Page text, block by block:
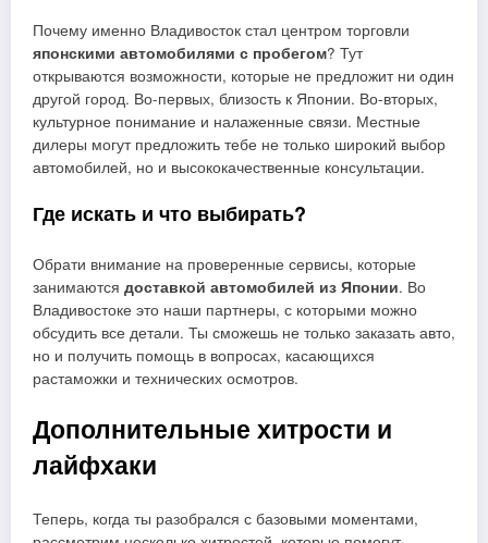
Почему именно Владивосток стал центром торговли
японскими автомобилями с пробегом? Тут
открываются возможности, которые не предложит ни один
другой город. Во-первых, близость к Японии. Во-вторых,
культурное понимание и налаженные связи. Местные
дилеры могут предложить тебе не только широкий выбор
автомобилей, но и высококачественные консультации.
Где искать и что выбирать?
Обрати внимание на проверенные сервисы, которые
занимаются доставкой автомобилей из Японии. Во
Владивостоке это наши партнеры, с которыми можно
обсудить все детали. Ты сможешь не только заказать авто,
но и получить помощь в вопросах, касающихся
растаможки и технических осмотров.
Дополнительные хитрости и
лайфхаки
Теперь, когда ты разобрался с базовыми моментами,